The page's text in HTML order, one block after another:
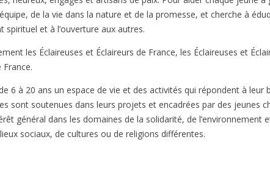
de la vie dans la nature et de la promesse, et cherche à
et à l’ouverture aux autres.
les Éclaireuses et Éclaireurs de France, les Éclaireuses et
à 20 ans un espace de vie et des activités qui répondent à leur
sont soutenues dans leurs projets et encadrées par des jeunes
général dans les domaines de la solidarité, de l’environnement
sociaux, de cultures ou de religions différentes.